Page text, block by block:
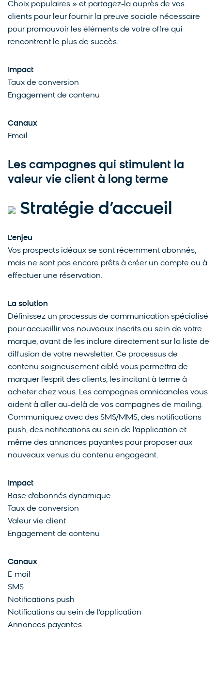
Choix populaires » et partagez-la auprès de vos
clients pour leur fournir la preuve sociale nécessaire
pour promouvoir les éléments de votre offre qui
rencontrent le plus de succès.
Impact
Taux de conversion
Engagement de contenu
Canaux
Email
Les campagnes qui stimulent la
valeur vie client à long terme
Stratégie d’accueil
L’enjeu
Vos prospects idéaux se sont récemment abonnés,
mais ne sont pas encore prêts à créer un compte ou à
effectuer une réservation.
La solution
Définissez un processus de communication spécialisé
pour accueillir vos nouveaux inscrits au sein de votre
marque, avant de les inclure directement sur la liste de
diffusion de votre newsletter. Ce processus de
contenu soigneusement ciblé vous permettra de
marquer l’esprit des clients, les incitant à terme à
acheter chez vous. Les campagnes omnicanales vous
aident à aller au-delà de vos campagnes de mailing.
Communiquez avec des SMS/MMS, des notifications
push, des notifications au sein de l’application et
même des annonces payantes pour proposer aux
nouveaux venus du contenu engageant.
Impact
Base d’abonnés dynamique
Taux de conversion
Valeur vie client
Engagement de contenu
Canaux
E-mail
SMS
Notifications push
Notifications au sein de l’application
Annonces payantes